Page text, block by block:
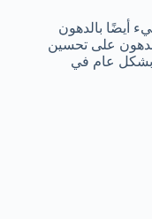
أيضًا بالدهون
على تحسين
بشكل عام في